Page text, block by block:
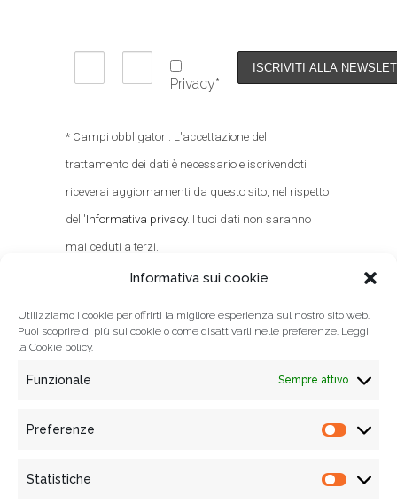
Informativa sui cookie
Utilizziamo i cookie per offrirti la migliore esperienza sul nostro sito web.
Puoi scoprire di più sui cookie o come disattivarli nelle preferenze. Leggi
la Cookie policy.
Funzionale Sempre attivo
Preferenze
Statistiche
Privacy*
* Campi obbligatori. L'accettazione del
trattamento dei dati è necessario e iscrivendoti
riceverai aggiornamenti da questo sito, nel rispetto
dell'Informativa privacy. I tuoi dati non saranno
mai ceduti a terzi.